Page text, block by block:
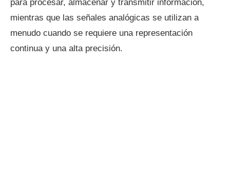
para procesar, almacenar y transmitir información,
mientras que las señales analógicas se utilizan a
menudo cuando se requiere una representación
continua y una alta precisión.